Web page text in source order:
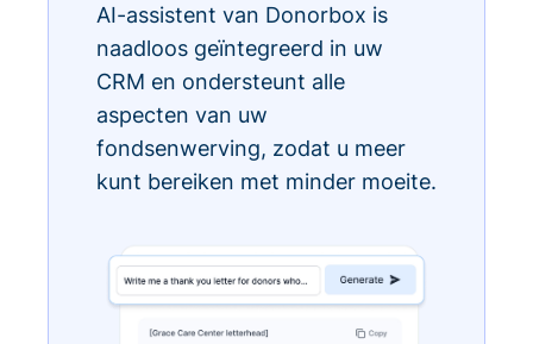
AI-assistent van Donorbox is
naadloos geïntegreerd in uw
CRM en ondersteunt alle
aspecten van uw
fondsenwerving, zodat u meer
kunt bereiken met minder moeite.